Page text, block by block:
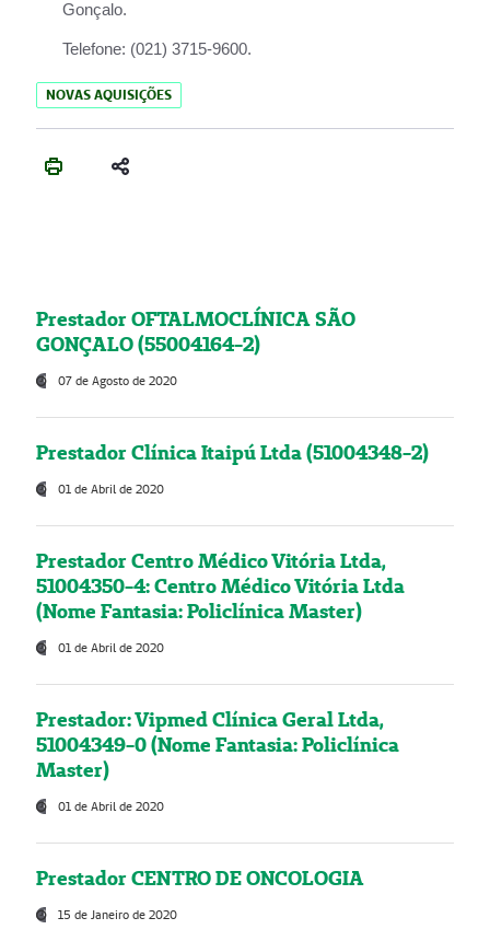
Gonçalo.
Telefone: (021) 3715-9600.
NOVAS AQUISIÇÕES
Prestador OFTALMOCLÍNICA SÃO
GONÇALO (55004164-2)
07 de Agosto de 2020
Prestador Clínica Itaipú Ltda (51004348-2)
01 de Abril de 2020
Prestador Centro Médico Vitória Ltda,
51004350-4: Centro Médico Vitória Ltda
(Nome Fantasia: Policlínica Master)
01 de Abril de 2020
Prestador: Vipmed Clínica Geral Ltda,
51004349-0 (Nome Fantasia: Policlínica
Master)
01 de Abril de 2020
Prestador CENTRO DE ONCOLOGIA
15 de Janeiro de 2020